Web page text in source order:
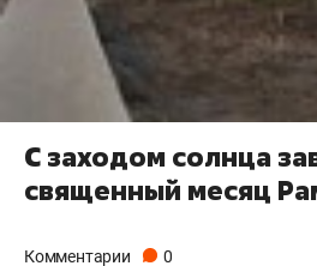
С заходом солнца
священный месяц
Комментарии 0